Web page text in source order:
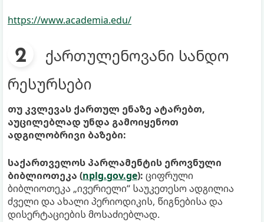
https://www.academia.edu/
ქართულენოვანი სანდო
რესურსები
თუ კვლევას ქართულ ენაზე ატარებთ,
აუცილებლად უნდა გამოიყენოთ
ადგილობრივი ბაზები:
საქართველოს პარლამენტის ეროვნული
ბიბლიოთეკა (nplg.gov.ge): ციფრული
ბიბლიოთეკა „ივერიელი“ საუკეთესო ადგილია
ძველი და ახალი პერიოდიკის, წიგნებისა და
დისერტაციების მოსაძიებლად.